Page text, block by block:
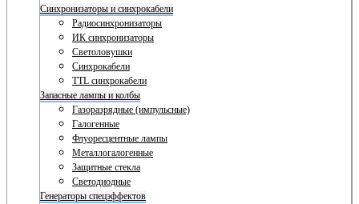
Синхронизаторы и синхрокабели
Радиосинхронизаторы
ИК синхронизаторы
Светоловушки
Синхрокабели
TTL синхрокабели
Запасные лампы и колбы
Газоразрядные (импульсные)
Галогенные
Флуоресцентные лампы
Металлогалогенные
Защитные стекла
Светодиодные
Генераторы спецэффектов